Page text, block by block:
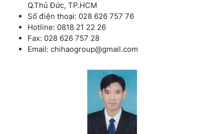
Q.Thủ Đức, TP.HCM
Số điện thoại: 028 626 757 76
Hotline: 0818 21 22 26
Fax: 028 626 757 28
Email: chihaogroup@gmail.com